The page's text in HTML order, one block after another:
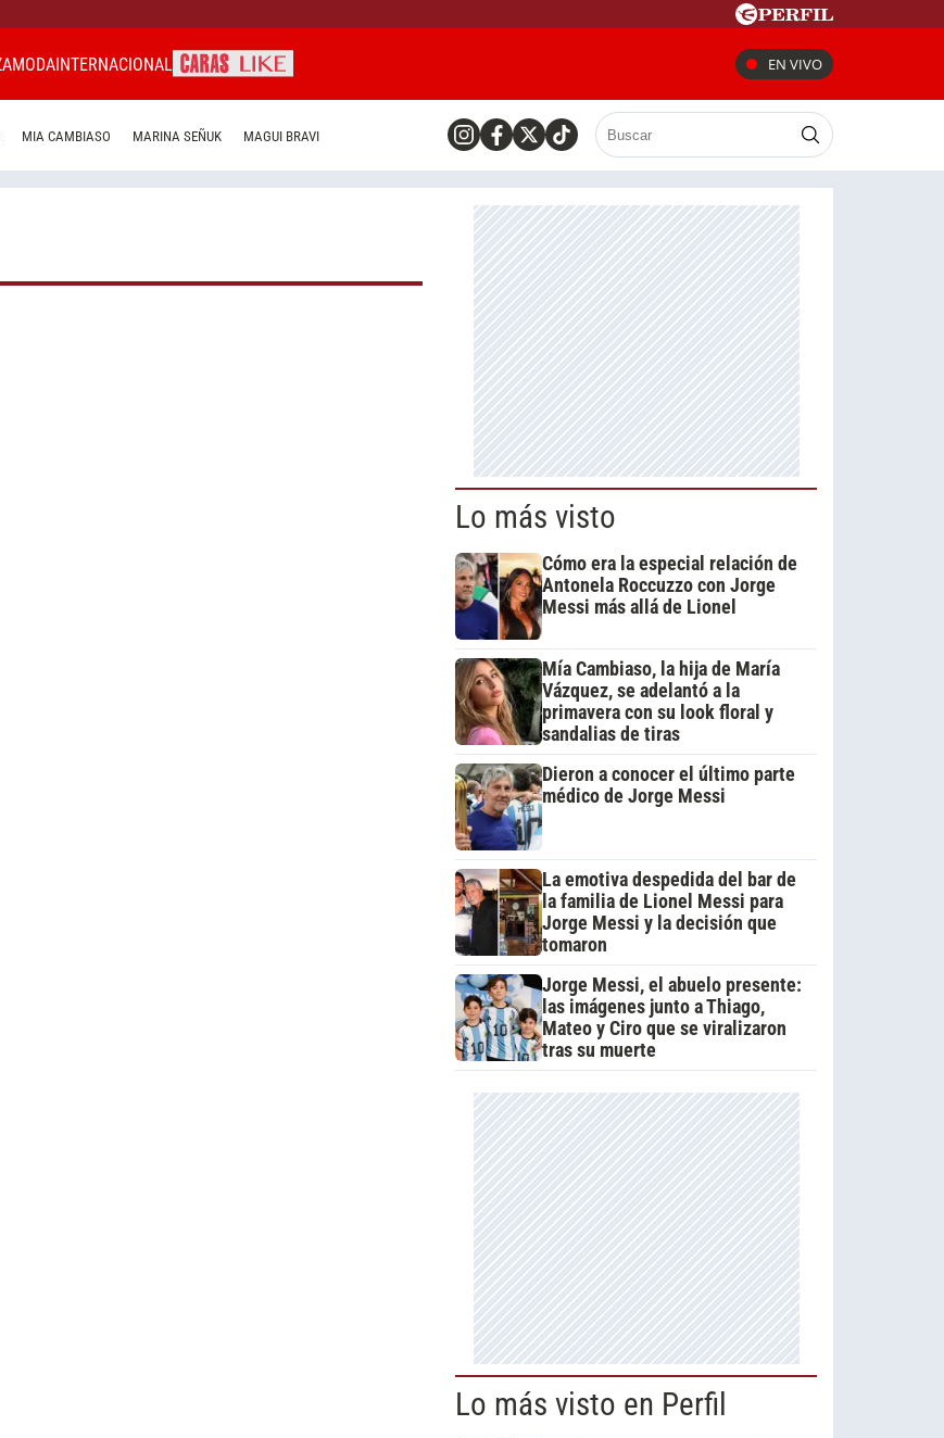
MODAINTERNACIONAL EN VIVO
MIA CAMBIASO MARINA SEÑUK MAGUI BRAVI
Lo más visto
Cómo era la especial relación de
Antonela Roccuzzo con Jorge
Messi más allá de Lionel
Mía Cambiaso, la hija de María
Vázquez, se adelantó a la
primavera con su look floral y
sandalias de tiras
Dieron a conocer el último parte
médico de Jorge Messi
La emotiva despedida del bar de
la familia de Lionel Messi para
Jorge Messi y la decisión que
tomaron
Jorge Messi, el abuelo presente:
las imágenes junto a Thiago,
Mateo y Ciro que se viralizaron
tras su muerte
Lo más visto en Perfil